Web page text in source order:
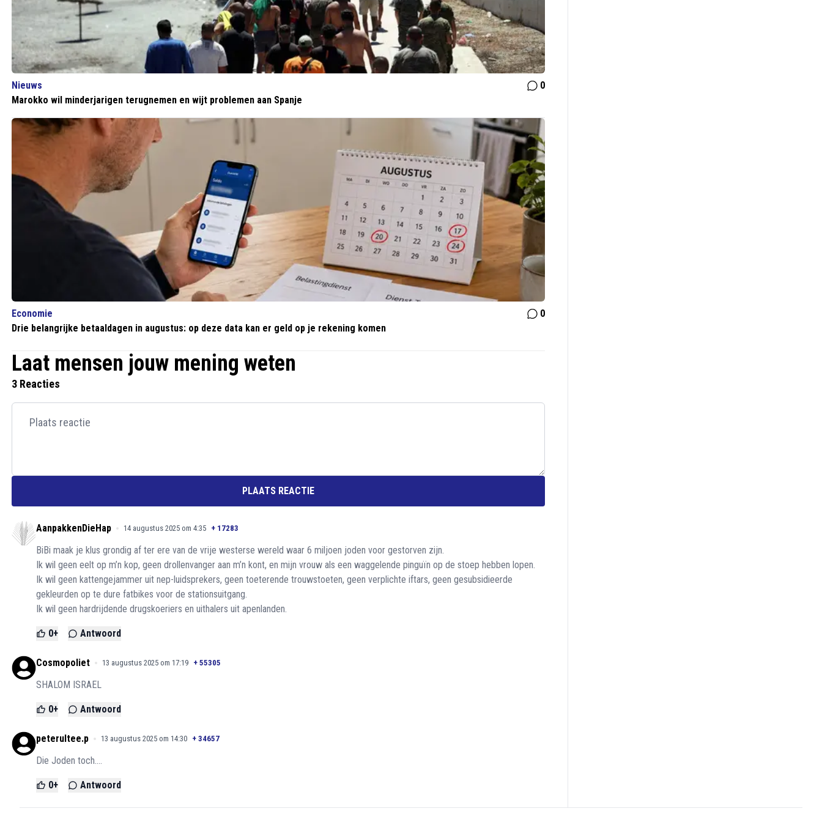
Nieuws
0
Marokko wil minderjarigen terugnemen en wijt problemen aan Spanje
Economie
0
Drie belangrijke betaaldagen in augustus: op deze data kan er geld op je rekening komen
Laat mensen jouw mening weten
3 Reacties
PLAATS REACTIE
AanpakkenDieHap 14 augustus 2025 om 4:35 + 17283
BiBi maak je klus grondig af ter ere van de vrije westerse wereld waar 6 miljoen joden voor gestorven zijn.
Ik wil geen eelt op m’n kop, geen drollenvanger aan m’n kont, en mijn vrouw als een waggelende pinguïn op de stoep hebben lopen.
Ik wil geen kattengejammer uit nep-luidsprekers, geen toeterende trouwstoeten, geen verplichte iftars, geen gesubsidieerde
gekleurden op te dure fatbikes voor de stationsuitgang.
Ik wil geen hardrijdende drugskoeriers en uithalers uit apenlanden.
0+ Antwoord
Cosmopoliet 13 augustus 2025 om 17:19 + 55305
SHALOM ISRAEL
0+ Antwoord
peterultee.p 13 augustus 2025 om 14:30 + 34657
Die Joden toch....
0+ Antwoord